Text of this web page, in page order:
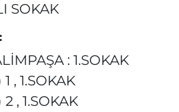
SOKAK
: 1.SOKAK
, 1.SOKAK
, 1.SOKAK